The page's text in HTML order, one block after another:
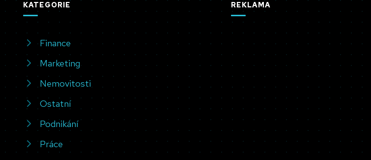
KATEGORIE
Finance
Marketing
Nemovitosti
Ostatní
Podnikání
Práce
REKLAMA